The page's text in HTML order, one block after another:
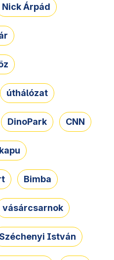
Nick Árpád
úthálózat
DinoPark CNN
Bimba
vásárcsarnok
Széchenyi István